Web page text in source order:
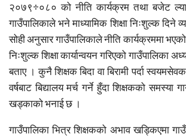
२०७९÷०८० को नीति कार्यक्रम तथा बजेट
गाउँपालिकाले भने माध्यामिक शिक्षा निःशुल्क दिने
सोही अनुसार गाउँपालिकाले नीति कार्यक्रममा
निःशुल्क शिक्षा कार्यान्वयन गरिएको गाउँपालिका
बताए । कुनै शिक्षक बिदा वा बिरामी पर्दा
वर्षबाट बिद्यालय मर्च गर्ने हुँदा शिक्षकको समस्या
खड्काको भनाई छ ।
गाउँपालिका भित्र शिक्षकको अभाव खड्किएमा